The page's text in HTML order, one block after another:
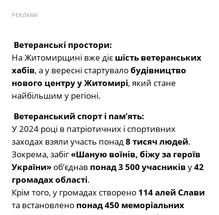
РЕКЛАМА
Ветеранські простори:
На Житомирщині вже діє шість ветеранських
хабів, а у вересні стартувалобудівництво
нового центру у Житомирі, який стане
найбільшим у регіоні.
Ветеранський спорт і пам’ять:
У 2024 році в патріотичних і спортивних
заходах взяли участь понад 8 тисяч людей.
Зокрема, забіг«Шаную воїнів, біжу за героїв
України» об’єднав понад 3 500 учасниківу42
громадах області.
Крім того, у громадах створено 114 алей Слави
та встановлено понад 450 меморіальних